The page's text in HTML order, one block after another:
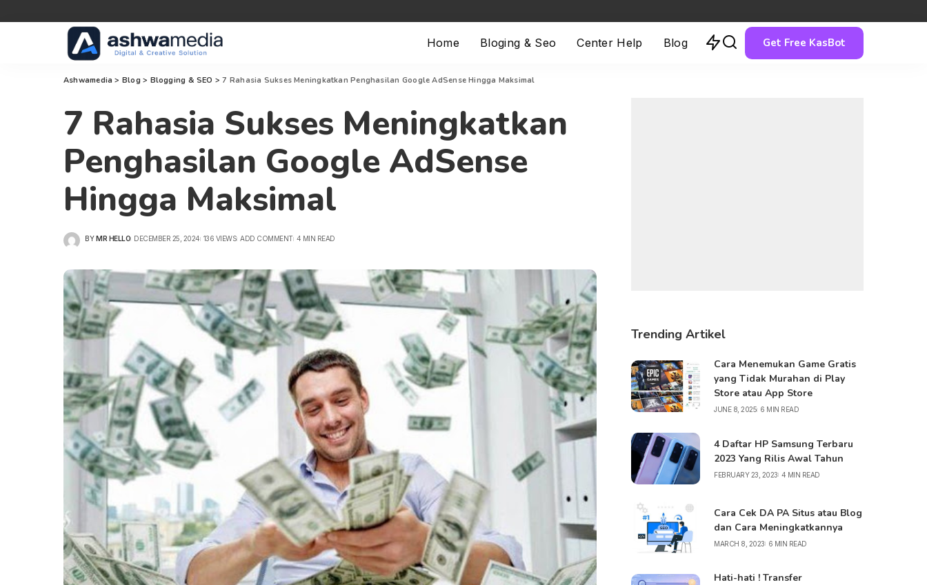
Home Bloging & Seo Center Help Blog Get Free KasBot
Ashwamedia > Blog > Blogging & SEO >7 Rahasia Sukses Meningkatkan Penghasilan Google AdSense Hingga Maksimal
7 Rahasia Sukses Meningkatkan
Penghasilan Google AdSense
Hingga Maksimal
POSTED
BY MR HELLO DECEMBER 25, 2024 136 VIEWS ADD COMMENT 4 MIN READ
Trending Artikel
Cara Menemukan Game Gratis
yang Tidak Murahan di Play
Store atau App Store
JUNE 8, 2025 6 MIN READ
4 Daftar HP Samsung Terbaru
2023 Yang Rilis Awal Tahun
FEBRUARY 23, 2023 4 MIN READ
Cara Cek DA PA Situs atau Blog
dan Cara Meningkatkannya
MARCH 8, 2023 6 MIN READ
Hati-hati ! Transfer